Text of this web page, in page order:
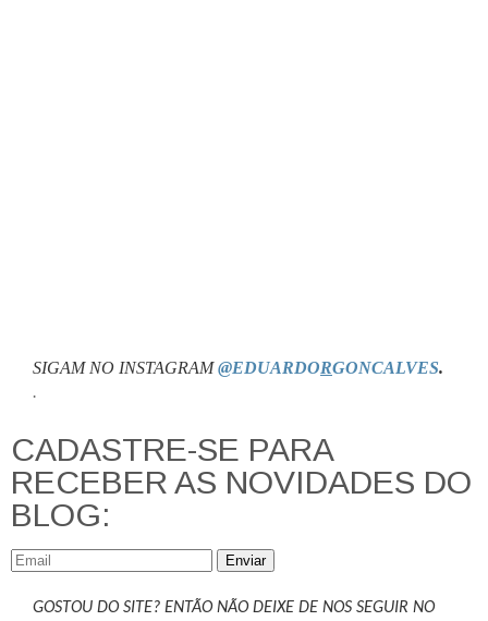
SIGAM NO INSTAGRAM@EDUARDORGONCALVES.
.
CADASTRE-SE PARA
RECEBER AS NOVIDADES DO
BLOG:
Enviar
GOSTOU DO SITE? ENTÃO NÃO DEIXE DE NOS SEGUIR NO